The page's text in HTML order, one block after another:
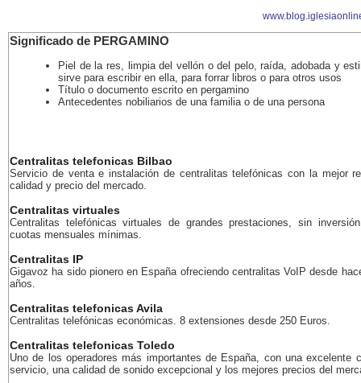
Significado de PERGAMINO
Piel de la res, limpia del vellón o del pelo, raída, adobada y
sirve para escribir en ella, para forrar libros o para otros usos
Título o documento escrito en pergamino
Antecedentes nobiliarios de una familia o de una persona
Centralitas telefonicas Bilbao
Servicio de venta e instalación de centralitas telefónicas con la mejor
calidad y precio del mercado.
Centralitas virtuales
Centralitas telefónicas virtuales de grandes prestaciones, sin
cuotas mensuales mínimas.
Centralitas IP
Gigavoz ha sido pionero en España ofreciendo centralitas VoIP desde
años.
Centralitas telefonicas Avila
Centralitas telefónicas económicas. 8 extensiones desde 250 Euros.
Centralitas telefonicas Toledo
Uno de los operadores más importantes de España, con una excelente
servicio, una calidad de sonido excepcional y los mejores precios del